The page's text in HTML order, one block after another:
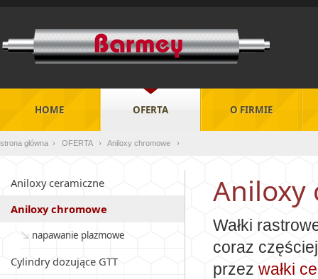
HOME OFERTA O FIRMIE
strona główna › OFERTA › Aniloxy chromowe ›
Aniloxy ceramiczne
Aniloxy chromowe
napawanie plazmowe
Cylindry dozujące GTT
Aniloxy
Wałki
coraz
przez wałki